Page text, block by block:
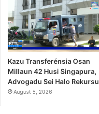
Kazu Transferénsia Osan
Millaun 42 Husi Singapura,
Advogadu Sei Halo Rekursu
August 5, 2026